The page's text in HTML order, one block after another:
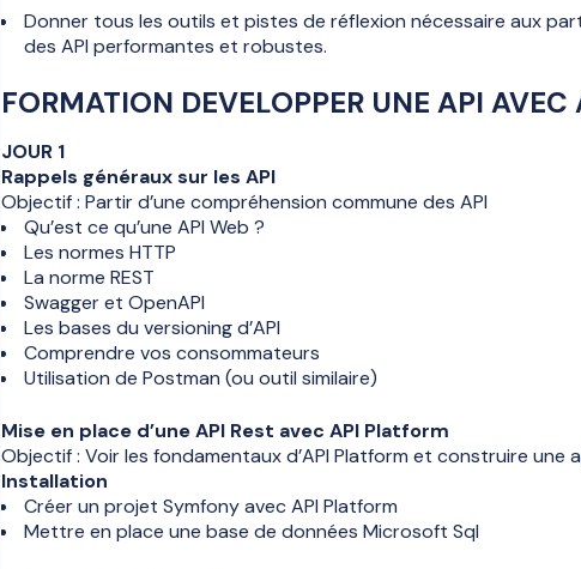
Donner tous les outils et pistes de réflexion nécessaire aux
des API performantes et robustes.
FORMATION DEVELOPPER UNE API
JOUR 1
Rappels généraux sur les API
Objectif : Partir d’une compréhension commune des API
Qu’est ce qu’une API Web ?
Les normes HTTP
La norme REST
Swagger et OpenAPI
Les bases du versioning d’API
Comprendre vos consommateurs
Utilisation de Postman (ou outil similaire)
Mise en place d’une API Rest avec API Platform
Objectif : Voir les fondamentaux d’API Platform et construire
Installation
Créer un projet Symfony avec API Platform
Mettre en place une base de données Microsoft Sql